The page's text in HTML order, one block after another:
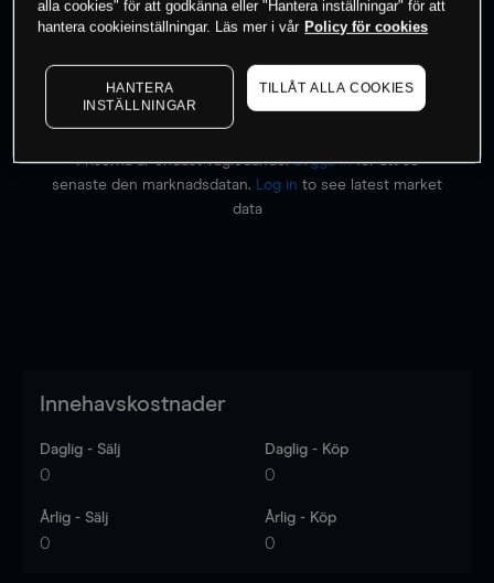
Börja handla
Priserna är endast vägledande.Logga inför att se
senaste den marknadsdatan.
Log in to see latest market
data
Innehavskostnader
Daglig - Sälj
0
Daglig - Köp
0
Årlig - Sälj
0
Årlig - Köp
0
alla cookies" för att godkänna eller "Hantera inställningar" för att
hantera cookieinställningar. Läs mer i vår Policy för cookies
HANTERA
INSTÄLLNINGAR
TILLÅT ALLA COOKIES